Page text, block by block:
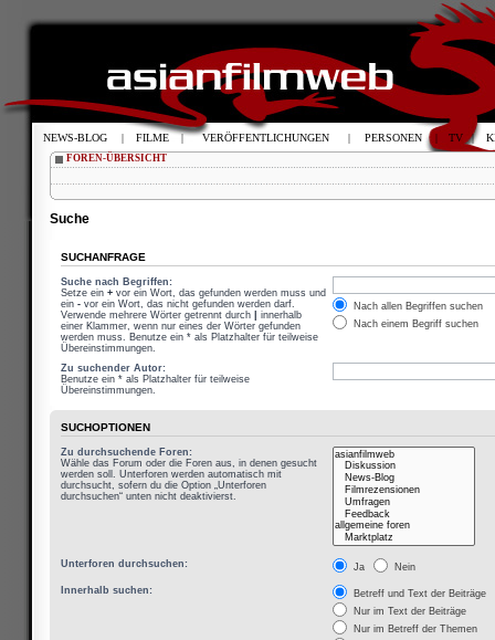
FOREN-ÜBERSICHT
Suche
SUCHANFRAGE
Suche nach Begriffen:
Setze ein + vor ein Wort, das gefunden werden muss und
ein - vor ein Wort, das nicht gefunden werden darf.
Verwende mehrere Wörter getrennt durch
innerhalb
einer Klammer, wenn nur eines der Wörter gefunden
werden muss. Benutze ein * als Platzhalter für teilweise
Übereinstimmungen.
Nach allen Begriffen suchen
Nach einem Begriff suchen
Zu suchender Autor:
Benutze ein * als Platzhalter für teilweise
Übereinstimmungen.
SUCHOPTIONEN
Zu durchsuchende Foren:
Wähle das Forum oder die Foren aus, in denen gesucht
werden soll. Unterforen werden automatisch mit
durchsucht, sofern du die Option „Unterforen
durchsuchen“ unten nicht deaktivierst.
Unterforen durchsuchen: Ja Nein
Innerhalb suchen:
Betreff und Text der Beiträge
Nur im Text der Beiträge
Nur im Betreff der Themen
NEWS-BLOG | FILME | VERÖFFENTLICHUNGEN | PERSONEN | TV |